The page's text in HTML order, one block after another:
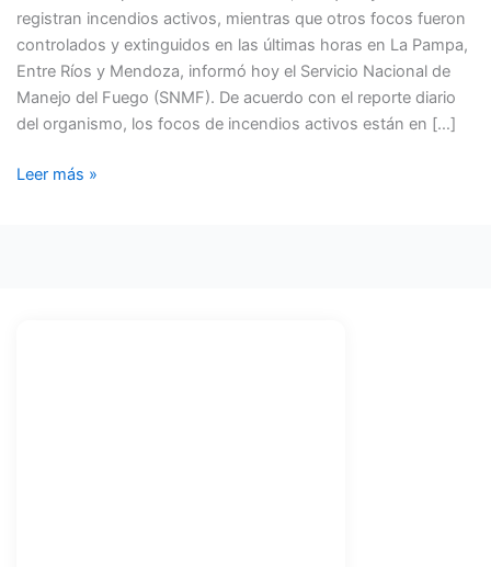
registran incendios activos, mientras que otros focos fueron
controlados y extinguidos en las últimas horas en La Pampa,
Entre Ríos y Mendoza, informó hoy el Servicio Nacional de
Manejo del Fuego (SNMF). De acuerdo con el reporte diario
del organismo, los focos de incendios activos están en […]
NEUQUÉN
Y
MISIONES
Leer más »